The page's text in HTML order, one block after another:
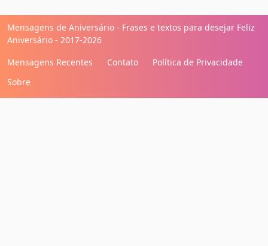
Mensagens de Aniversário - Frases e textos para desejar Feliz
Aniversário - 2017-2026
Mensagens Recentes
Contato
Política de Privacidade
Sobre